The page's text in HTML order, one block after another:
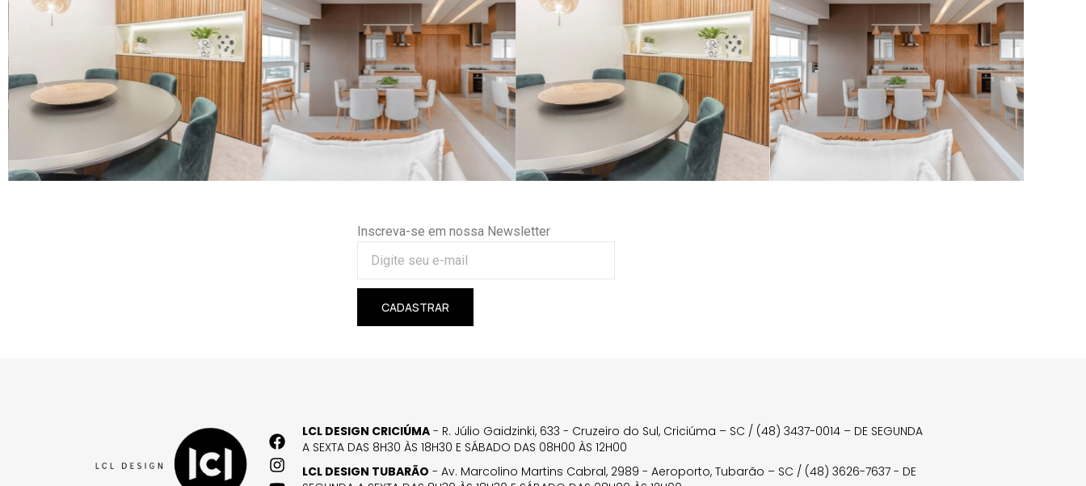
Inscreva-se em nossa Newsletter
CADASTRAR
LCL DESIGN CRICIÚMA - R. Júlio Gaidzinki, 633 - Cruzeiro do Sul, Criciúma – SC / (48) 3437-0014 – DE SEGUNDA
A SEXTA DAS 8H30 ÀS 18H30 E SÁBADO DAS 08H00 ÀS 12H00
LCL DESIGN TUBARÃO - Av. Marcolino Martins Cabral, 2989 - Aeroporto, Tubarão – SC / (48) 3626-7637 - DE